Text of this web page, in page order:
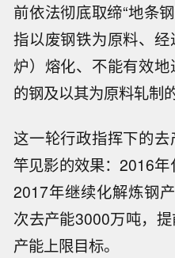
前依法彻底取缔“地条
指以废钢铁为原料、
炉）熔化、不能有效
的钢及以其为原料轧制
这一轮行政指挥下的
竿见影的效果：2016年
2017年继续化解炼钢
次去产能3000万吨，
产能上限目标。